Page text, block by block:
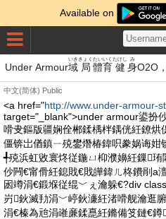
Available on
Under Armour域
いき
局
きょく
體育
たいいく
健
たけし
身
み
O2O
中文(简体) Public
<a href="http://www.under-armour-
target="_blank">under armour鍙扮
嗗叏鏂版疆娴佺郴鍒楀柈鍝侊紝鐐
僵锛岀偤鎮ㄧ殑鐢熸椿鍏呮豢娲诲
╃殑浜虹敓寰炵従鍦ㄩ枊濮嬶紝鏁
仯闁€甯傦紝鎴戝€戝皣鍏ㄦ柊鐨剈a
囦竴涓€鍛堢従绲﹀ぇ瀹躲€?div
岃鈥滅劧涓﹀嵉鈥濓紝渚嗗舰瀹逛
涓€榛為兘涓嶉亷鍒嗭紝鏅備笅鏈€